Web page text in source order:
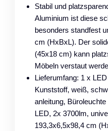
Stabil und
Aluminium ist diese
besonders standfest
cm (HxBxL). Der
(45x18 cm) kann
Möbeln verstaut
Lieferumfang: 1 x
Kunststoff, weiß,
anleitung,
LED, 2x 3700lm,
193,3x6,5x98,4 cm